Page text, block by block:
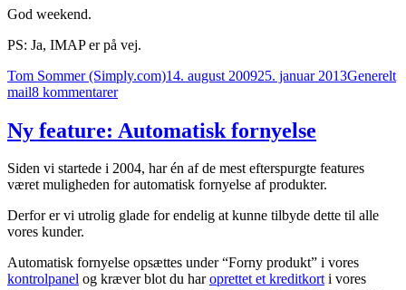
God weekend.
PS: Ja, IMAP er på vej.
Forfatter
Tom Sommer (Simply.com)Udgivet
14. august 200925. januar 2013Kategorier
Generelt
mail8 kommentarertil
feature:
Log
mail
med
af
Ny feature: Automatisk fornyelse
Siden vi startede i 2004, har én af de mest efterspurgte features
været muligheden for automatisk fornyelse af produkter.
Derfor er vi utrolig glade for endelig at kunne tilbyde dette til alle
vores kunder.
Automatisk fornyelse opsættes under “Forny produkt” i vores
kontrolpanel og kræver blot du haroprettet et kreditkorti vores